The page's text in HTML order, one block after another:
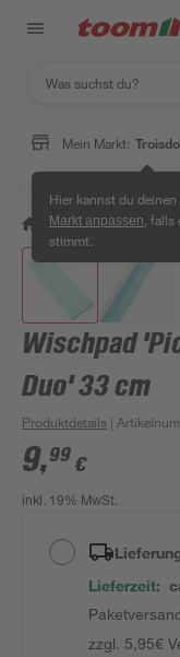
Mein Markt:
Hier kannst du deinen
Markt anpassen ,
stimmt.
/ Wohnen &
Wischpad
Duo' 33 cm
Produktdetails |
9,99 €
inkl. 19% MwSt.
Lieferzeit:
zzgl. 5,95€